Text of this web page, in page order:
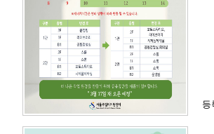
등